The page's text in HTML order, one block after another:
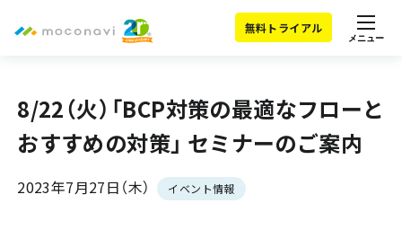
無料トライアル
メニュー
8/22（火）「BCP対策の最適なフローと​
おすすめの対策」 セミナーのご案内
2023年7月27日（木） イベント情報